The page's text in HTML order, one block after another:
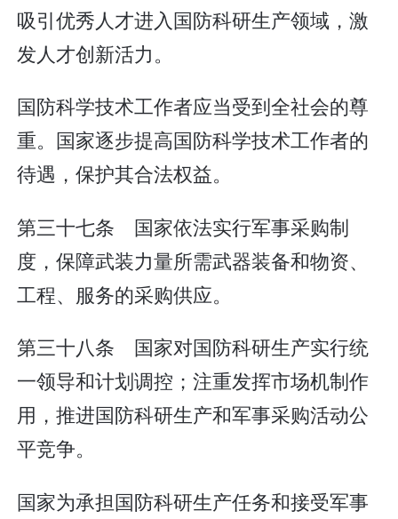
吸引优秀人才进入国防科研生产领域，激
发人才创新活力。
国防科学技术工作者应当受到全社会的尊
重。国家逐步提高国防科学技术工作者的
待遇，保护其合法权益。
第三十七条 国家依法实行军事采购制
度，保障武装力量所需武器装备和物资、
工程、服务的采购供应。
第三十八条 国家对国防科研生产实行统
一领导和计划调控；注重发挥市场机制作
用，推进国防科研生产和军事采购活动公
平竞争。
国家为承担国防科研生产任务和接受军事